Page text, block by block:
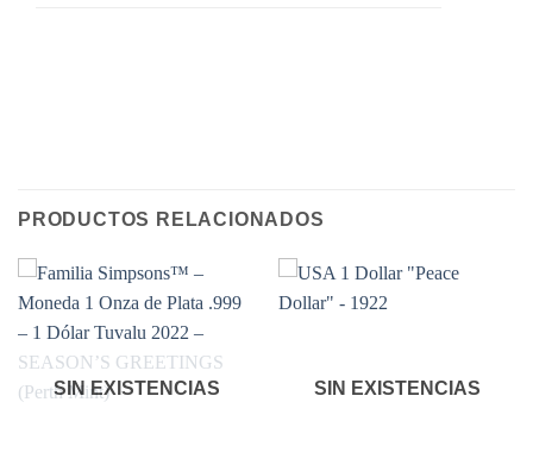
PRODUCTOS RELACIONADOS
SIN EXISTENCIAS SIN EXISTENCIAS